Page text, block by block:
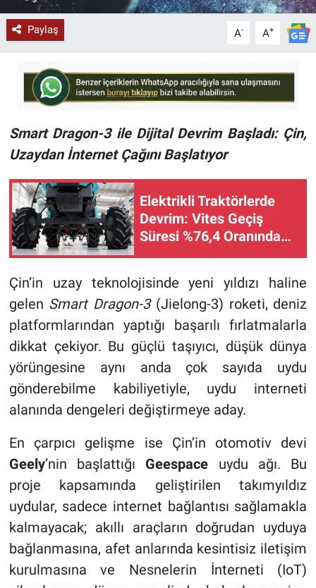
Paylaş A- A+
Smart Dragon-3 ile Dijital Devrim Başladı: Çin,
Uzaydan İnternet Çağını Başlatıyor
Elektrikli Traktörlerde
Devrim: Vites Geçiş
Süresi %76,4 Oranında
Kısaldı!
Çin’in uzay teknolojisinde yeni yıldızı haline
gelen Smart Dragon-3(Jielong-3) roketi, deniz
platformlarından yaptığı başarılı fırlatmalarla
dikkat çekiyor. Bu güçlü taşıyıcı, düşük dünya
yörüngesine aynı anda çok sayıda uydu
gönderebilme kabiliyetiyle, uydu interneti
alanında dengeleri değiştirmeye aday.
En çarpıcı gelişme ise Çin’in otomotiv devi
Geely’nin başlattığı Geespace uydu ağı. Bu
proje kapsamında geliştirilen takımyıldız
uydular, sadece internet bağlantısı sağlamakla
kalmayacak; akıllı araçların doğrudan uyduya
bağlanmasına, afet anlarında kesintisiz iletişim
kurulmasına ve Nesnelerin İnterneti (IoT)